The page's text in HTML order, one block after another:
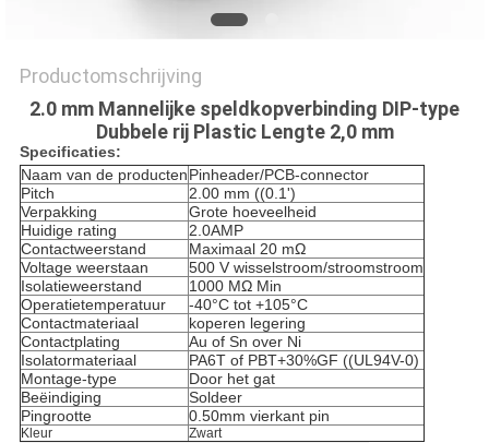
Productomschrijving
2.0 mm Mannelijke speldkopverbinding DIP-type
Dubbele rij Plastic Lengte 2,0 mm
Specificaties:
Naam van de productenPinheader/PCB-connector
Pitch
2.00 mm ((0.1')
Verpakking
Grote hoeveelheid
Huidige rating
2.0AMP
Contactweerstand
Maximaal 20 mΩ
Voltage weerstaan
500 V wisselstroom/stroomstroom
Isolatieweerstand
1000 MΩ Min
Operatietemperatuur
-40°C tot +105°C
Contactmateriaal
koperen legering
Contactplating
Au of Sn over Ni
Isolatormateriaal
PA6T of PBT+30%GF ((UL94V-0)
Montage-type
Door het gat
Beëindiging
Soldeer
Pingrootte
0.50mm vierkant pin
Kleur Zwart